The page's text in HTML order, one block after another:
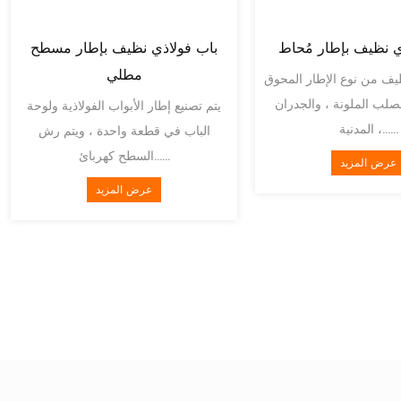
باب الخروج في حالات الطوارئ
عرض المزيد
للصدأ في اتجاهين
في اتجاهين
الباب المضادة للانصداد
للصدأ من صفيحة من
الفول......